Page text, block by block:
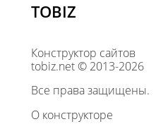
TOBIZ
Конструктор сайтов
tobiz.net © 2013-2026
Все права защищены.
О конструкторе